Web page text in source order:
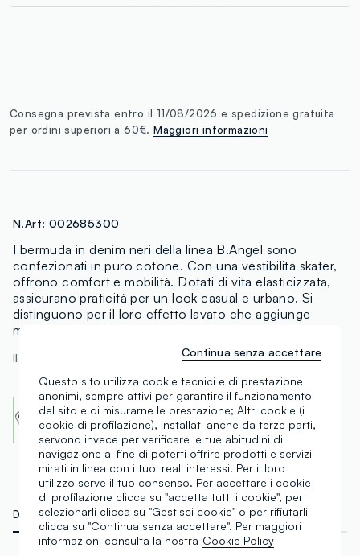
Consegna prevista entro il 11/08/2026 e spedizione gratuita
per ordini superiori a 60€.Maggiori informazioni
N.Art: 002685300
I bermuda in denim neri della linea B.Angel sono
confezionati in puro cotone. Con una vestibilità skater,
offrono comfort e mobilità. Dotati di vita elasticizzata,
assicurano praticità per un look casual e urbano. Si
distinguono per il loro effetto lavato che aggiunge
modernità al guardaroba.
Il modello è alto 191 cm ed indossa una 48
Cotton Made in Africa
An initiative of the Aid by Trade Foundation
Scopri di più
DETTAGLI TECNICI MATERIALI E FILIERA
Questo sito utilizza cookie tecnici e di prestazione
anonimi, sempre attivi per garantire il funzionamento
del sito e di misurarne le prestazione; Altri cookie (i
cookie di profilazione), installati anche da terze parti,
servono invece per verificare le tue abitudini di
navigazione al fine di poterti offrire prodotti e servizi
mirati in linea con i tuoi reali interessi. Per il loro
utilizzo serve il tuo consenso. Per accettare i cookie
di profilazione clicca su "accetta tutti i cookie", per
selezionarli clicca su "Gestisci cookie" o per rifiutarli
clicca su "Continua senza accettare". Per maggiori
informazioni consulta la nostra Cookie Policy
Continua senza accettare